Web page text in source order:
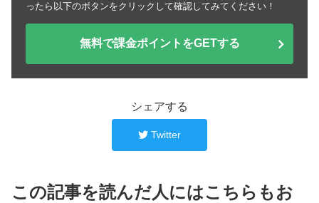
ったら以下のボタンをクリックして確認してみてください！
無料で課金ポイントをGETする
シェアする
Twitter
この記事を読んだ人にはこちらもお